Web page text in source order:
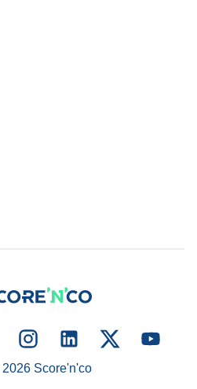
2026Score'n'co